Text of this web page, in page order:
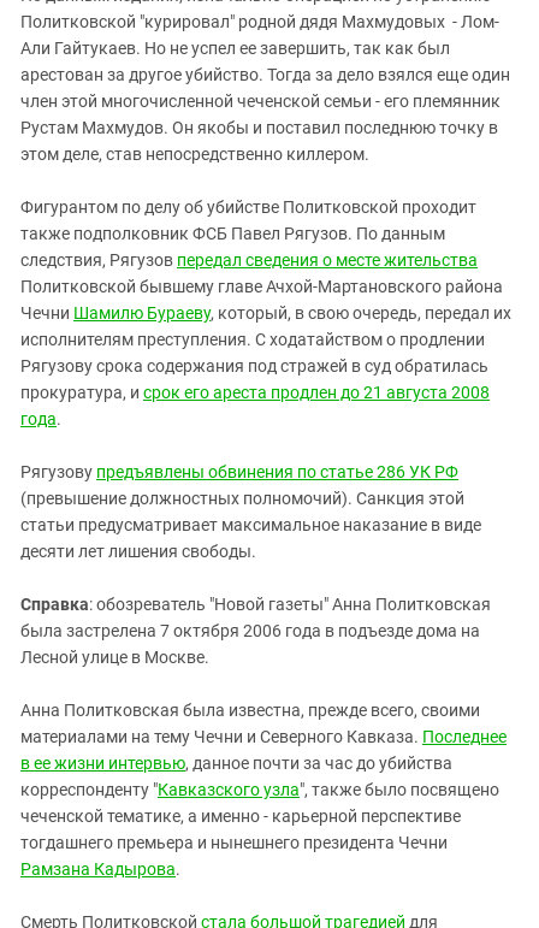
Политковской "курировал" родной дядя Махмудовых - Лом-
Али Гайтукаев. Но не успел ее завершить, так как был
арестован за другое убийство. Тогда за дело взялся еще один
член этой многочисленной чеченской семьи - его племянник
Рустам Махмудов. Он якобы и поставил последнюю точку в
этом деле, став непосредственно киллером.
Фигурантом по делу об убийстве Политковской проходит
также подполковник ФСБ Павел Рягузов. По данным
следствия, Рягузов передал сведения о месте жительства
Политковской бывшему главе Ачхой-Мартановского района
Чечни Шамилю Бураеву, который, в свою очередь, передал их
исполнителям преступления. С ходатайством о продлении
Рягузову срока содержания под стражей в суд обратилась
прокуратура, и срок его ареста продлен до 21 августа 2008
года.
Рягузову предъявлены обвинения по статье 286 УК РФ
(превышение должностных полномочий). Санкция этой
статьи предусматривает максимальное наказание в виде
десяти лет лишения свободы.
Справка: обозреватель "Новой газеты" Анна Политковская
была застрелена 7 октября 2006 года в подъезде дома на
Лесной улице в Москве.
Анна Политковская была известна, прежде всего, своими
материалами на тему Чечни и Северного Кавказа. Последнее
в ее жизни интервью, данное почти за час до убийства
корреспонденту "Кавказского узла", также было посвящено
чеченской тематике, а именно - карьерной перспективе
тогдашнего премьера и нынешнего президента Чечни
Рамзана Кадырова.
Смерть Политковской стала большой трагедией для